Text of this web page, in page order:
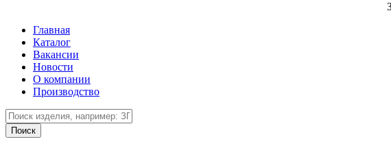
Главная
Каталог
Вакансии
Новости
О компании
Производство